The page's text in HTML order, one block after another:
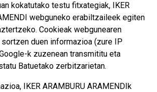
kokatutako testu fitxategiak, IKER
webguneko erabiltzaileek egiten
Cookieak webgunearen
duen informazioa (zure IP
k zuzenean transmititu eta
Batuetako zerbitzarietan.
IKER ARAMBURU ARAMENDIk